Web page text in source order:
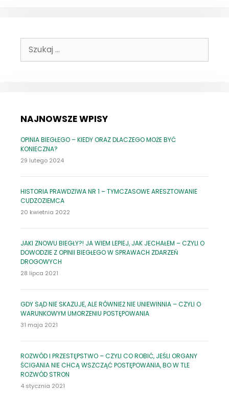
NIE
Szukaj:
NAJNOWSZE WPISY
OPINIA BIEGŁEGO – KIEDY ORAZ DLACZEGO MOŻE BYĆ
KONIECZNA?
29 lutego 2024
HISTORIA PRAWDZIWA NR 1 – TYMCZASOWE ARESZTOWANIE
CUDZOZIEMCA
20 kwietnia 2022
JAKI ZNOWU BIEGŁY?! JA WIEM LEPIEJ, JAK JECHAŁEM – CZYLI O
DOWODZIE Z OPINII BIEGŁEGO W SPRAWACH ZDARZEŃ
DROGOWYCH
28 lipca 2021
GDY SĄD NIE SKAZUJE, ALE RÓWNIEŻ NIE UNIEWINNIA – CZYLI O
WARUNKOWYM UMORZENIU POSTĘPOWANIA
31 maja 2021
ROZWÓD I PRZESTĘPSTWO – CZYLI CO ROBIĆ, JEŚLI ORGANY
ŚCIGANIA NIE CHCĄ WSZCZĄĆ POSTĘPOWANIA, BO W TLE
ROZWÓD STRON
4 stycznia 2021